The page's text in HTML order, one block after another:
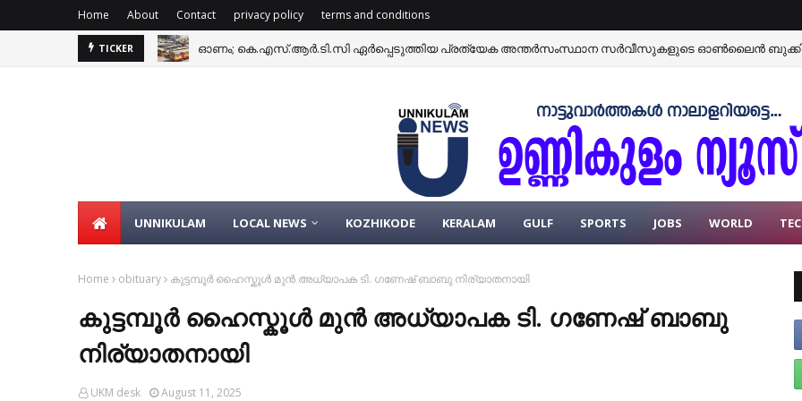
Home About Contact privacy policy terms and conditions
TICKER ഓണം; കെ.എസ്.ആർ.ടി.സി ഏർപ്പെടുത്തിയ പ്രത്യേക അന്തർസംസ്ഥാന സർവീസുകളുടെ ഓൺലൈൻ
UNNIKULAM LOCAL NEWS KOZHIKODE KERALAM GULF SPORTS JOBS WORLD
Home obituary കുട്ടമ്പൂർ ഹൈസ്കൂൾ മുൻ അധ്യാപക ടി. ഗണേഷ് ബാബു നിര്യാതനായി
കുട്ടമ്പൂർ ഹൈസ്കൂൾ മുൻ അധ്യാപക ടി. ഗണേഷ് ബാബു
നിര്യാതനായി
UKM desk August 11, 2025